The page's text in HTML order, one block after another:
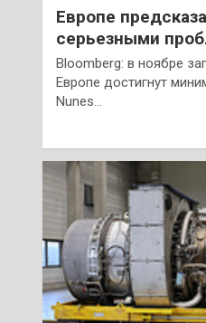
Европе
серьезными
Bloomberg: в ноябре
Европе достигнут
Nunes…